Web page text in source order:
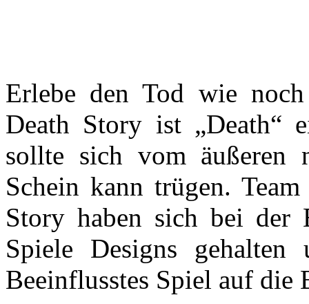
Erlebe den Tod wie
Death Story ist „Death“
sollte sich vom äußeren
Schein kann trügen.
Story haben sich bei der
Spiele Designs
Beeinflusstes Spiel auf die